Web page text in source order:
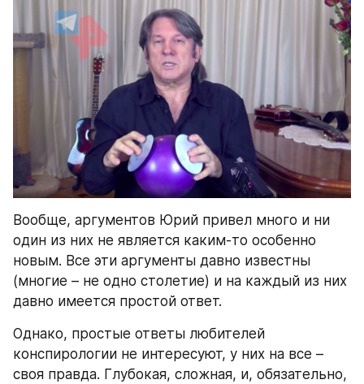
Вообще, аргументов Юрий привел много и ни
один из них не является каким-то особенно
новым. Все эти аргументы давно известны
(многие – не одно столетие) и на каждый из них
давно имеется простой ответ.
Однако, простые ответы любителей
конспирологии не интересуют, у них на все –
своя правда. Глубокая, сложная, и, обязательно,